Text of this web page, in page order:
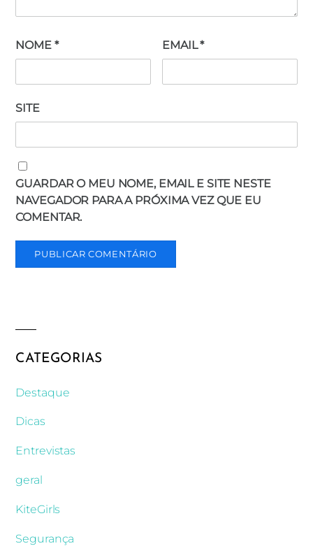
NOME * EMAIL*
SITE
GUARDAR O MEU NOME, EMAIL E SITE NESTE
NAVEGADOR PARA A PRÓXIMA VEZ QUE EU
COMENTAR.
CATEGORIAS
Destaque
Dicas
Entrevistas
geral
KiteGirls
Segurança